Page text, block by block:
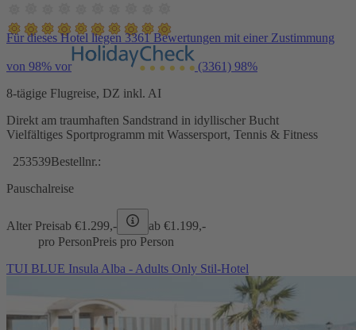
Für dieses Hotel liegen 3361 Bewertungen mit einer Zustimmung
von 98% vor (3361) 98%
8-tägige Flugreise, DZ inkl. AI
Direkt am traumhaften Sandstrand in idyllischer Bucht
Vielfältiges Sportprogramm mit Wassersport, Tennis & Fitness
253539Bestellnr.:
Pauschalreise
Alter Preisab €1.299,- ab €1.199,-
pro PersonPreis pro Person
TUI BLUE Insula Alba - Adults Only Stil-Hotel